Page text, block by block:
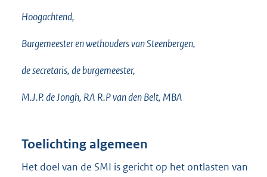
Hoogachtend,
Burgemeester en wethouders van Steenbergen,
de secretaris, de burgemeester,
M.J.P. de Jongh, RA R.P van den Belt, MBA
Toelichting algemeen
Het doel van de SMI is gericht op het ontlasten van